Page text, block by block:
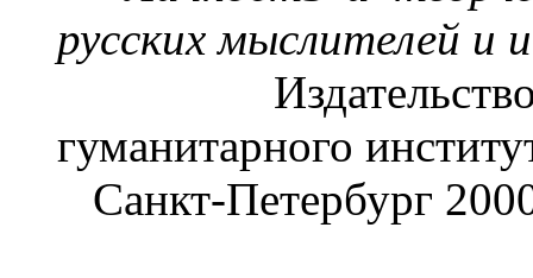
русских мыслителей и
Издательство
гуманитарного
Санкт-Петербург